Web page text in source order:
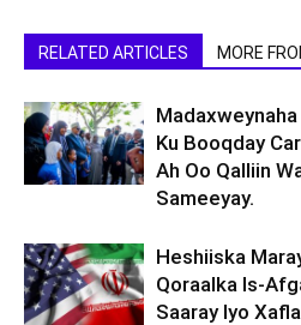
RELATED ARTICLES MORE
Ku Booqday
Ah Oo Qalliin
Sameeyay.
Heshiiska
Qoraalka Is-
Saaray Iyo